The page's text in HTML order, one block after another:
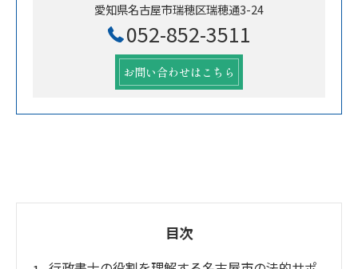
愛知県名古屋市瑞穂区瑞穂通3-24
052-852-3511
お問い合わせはこちら
目次